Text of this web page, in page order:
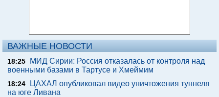
ВАЖНЫЕ НОВОСТИ
18:25
МИД Сирии: Россия отказалась от контроля над
военными базами в Тартусе и Хмеймим
18:24
ЦАХАЛ опубликовал видео уничтожения туннеля
на юге Ливана